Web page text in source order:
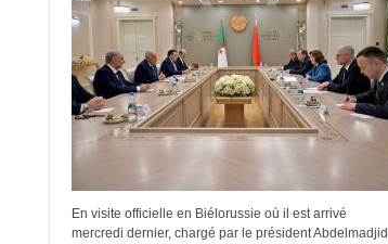
En visite officielle en Biélorussie où il est arrivé
mercredi dernier, chargé par le président Abdelmadjid